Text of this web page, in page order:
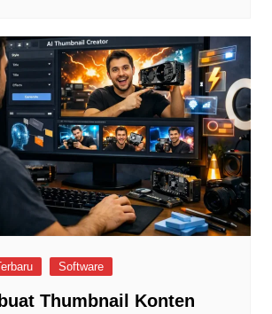
Software
Thumbnail Konten